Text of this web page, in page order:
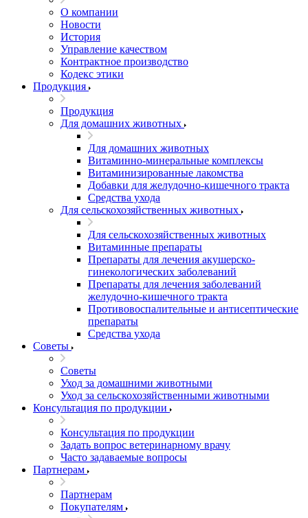
О компании
Новости
История
Управление качеством
Контрактное производство
Кодекс этики
Продукция
Продукция
Для домашних животных
Для домашних животных
Витаминно-минеральные комплексы
Витаминизированные лакомства
Добавки для желудочно-кишечного тракта
Средства ухода
Для сельскохозяйственных животных
Для сельскохозяйственных животных
Витаминные препараты
Препараты для лечения акушерско-
гинекологических заболеваний
Препараты для лечения заболеваний
желудочно-кишечного тракта
Противовоспалительные и антисептические
препараты
Средства ухода
Советы
Советы
Уход за домашними животными
Уход за сельскохозяйственными животными
Консультация по продукции
Консультация по продукции
Задать вопрос ветеринарному врачу
Часто задаваемые вопросы
Партнерам
Партнерам
Покупателям